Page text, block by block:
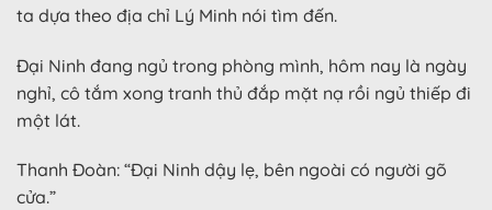
ta dựa theo địa chỉ Lý Minh nói tìm đến.
Đại Ninh đang ngủ trong phòng mình, hôm nay là ngày
nghỉ, cô tắm xong tranh thủ đắp mặt nạ rồi ngủ thiếp đi
một lát.
Thanh Đoàn: “Đại Ninh dậy lẹ, bên ngoài có người gõ
cửa.”